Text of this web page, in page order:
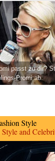
passt zu dir?
Promi ab.
Style
and